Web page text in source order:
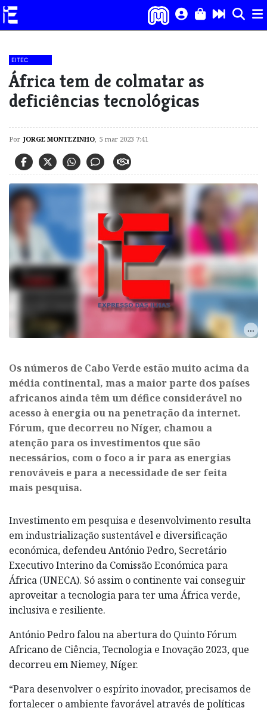
EITEC
África tem de colmatar as
deficiências tecnológicas
Por JORGE MONTEZINHO, 5 mar 2023 7:41
Os números de Cabo Verde estão muito acima da
média continental, mas a maior parte dos países
africanos ainda têm um défice considerável no
acesso à energia ou na penetração da internet.
Fórum, que decorreu no Níger, chamou a
atenção para os investimentos que são
necessários, com o foco a ir para as energias
renováveis e para a necessidade de ser feita
mais pesquisa.
Investimento em pesquisa e desenvolvimento resulta
em industrialização sustentável e diversificação
económica, defendeu António Pedro, Secretário
Executivo Interino da Comissão Económica para
África (UNECA). Só assim o continente vai conseguir
aproveitar a tecnologia para ter uma África verde,
inclusiva e resiliente.
António Pedro falou na abertura do Quinto Fórum
Africano de Ciência, Tecnologia e Inovação 2023, que
decorreu em Niemey, Níger.
“Para desenvolver o espírito inovador, precisamos de
fortalecer o ambiente favorável através de políticas